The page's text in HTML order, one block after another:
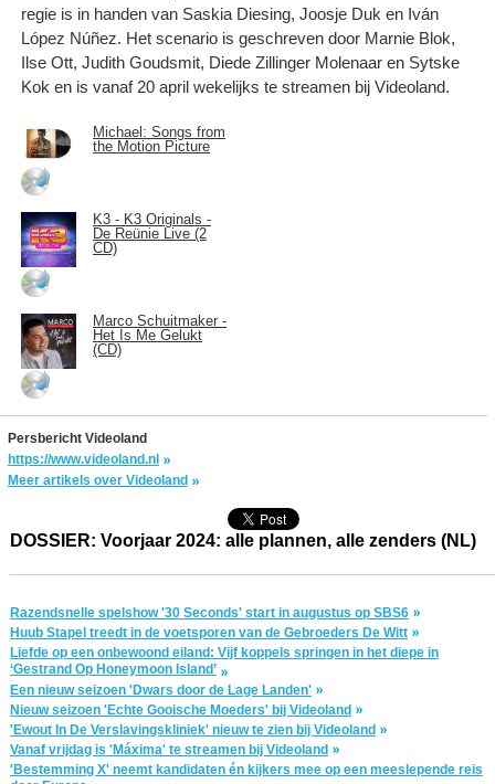
regie is in handen van Saskia Diesing, Joosje Duk en Iván
López Núñez. Het scenario is geschreven door Marnie Blok,
Ilse Ott, Judith Goudsmit, Diede Zillinger Molenaar en Sytske
Kok en is vanaf 20 april wekelijks te streamen bij Videoland.
Michael: Songs from
the Motion Picture
K3 - K3 Originals -
De Reünie Live (2
CD)
Marco Schuitmaker -
Het Is Me Gelukt
(CD)
Persbericht Videoland
https://www.videoland.nl
Meer artikels over Videoland
DOSSIER: Voorjaar 2024: alle plannen, alle zenders (NL)
Razendsnelle spelshow '30 Seconds' start in augustus op SBS6
Huub Stapel treedt in de voetsporen van de Gebroeders De Witt
Liefde op een onbewoond eiland: Vijf koppels springen in het diepe in
‘Gestrand Op Honeymoon Island’
Een nieuw seizoen 'Dwars door de Lage Landen'
Nieuw seizoen 'Echte Gooische Moeders' bij Videoland
'Ewout In De Verslavingskliniek' nieuw te zien bij Videoland
Vanaf vrijdag is 'Máxima' te streamen bij Videoland
'Bestemming X' neemt kandidaten én kijkers mee op een meeslepende reis